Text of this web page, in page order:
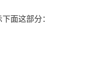
面这部分：